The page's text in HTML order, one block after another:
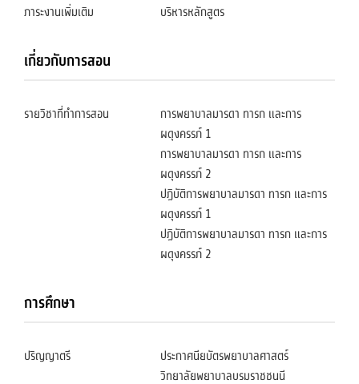
ภาระงานเพิ่มเติม
บริหารหลักสูตร
เกี่ยวกับการสอน
รายวิชาที่ทำการสอน
การพยาบาลมารดา ทารก และการ
ผดุงครรภ์ 1
การพยาบาลมารดา ทารก และการ
ผดุงครรภ์ 2
ปฏิบัติการพยาบาลมารดา ทารก และการ
ผดุงครรภ์ 1
ปฏิบัติการพยาบาลมารดา ทารก และการ
ผดุงครรภ์ 2
การศึกษา
ปริญญาตรี
ประกาศนียบัตรพยาบาลศาสตร์
วิทยาลัยพยาบาลบรมราชชนนี